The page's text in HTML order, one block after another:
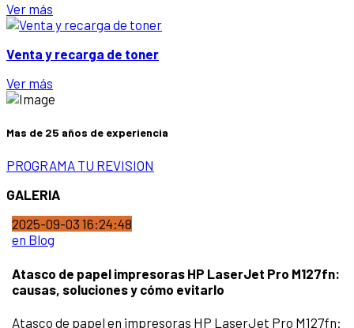
Ver más
Venta y recarga de toner
Ver más
Mas de 25 años de experiencia
PROGRAMA TU REVISION
GALERIA
2025-09-03 16:24:48
en Blog
Atasco de papel impresoras HP LaserJet Pro M127fn:
causas, soluciones y cómo evitarlo
Atasco de papel en impresoras HP LaserJet Pro M127fn: